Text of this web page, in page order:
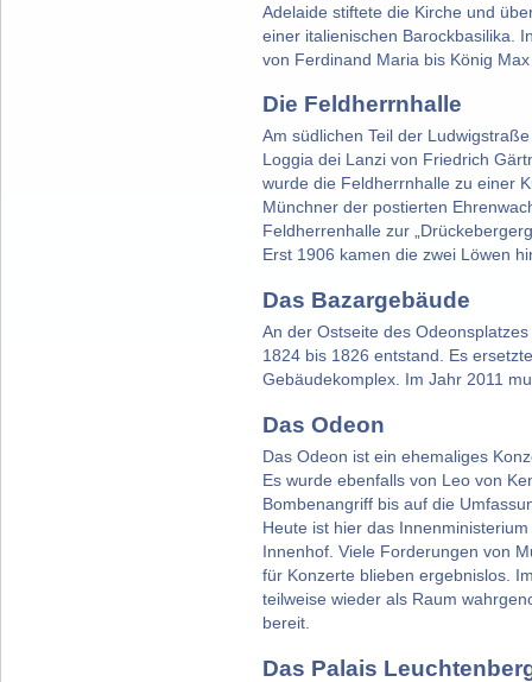
Adelaide stiftete die Kirche und
einer italienischen Barockbasilika.
von Ferdinand Maria bis König
Die Feldherrnhalle
Am südlichen Teil der
Loggia dei Lanzi von Friedrich
wurde die Feldherrnhalle zu einer
Münchner der postierten
Feldherrenhalle zur
Erst 1906 kamen die zwei Löwen
Das Bazargebäude
An der Ostseite des
1824 bis 1826 entstand. Es
Gebäudekomplex. Im Jahr 2011
Das Odeon
Das Odeon ist ein ehemaliges
Es wurde ebenfalls von Leo von
Bombenangriff bis auf die
Heute ist hier das
Innenhof. Viele Forderungen von
für Konzerte blieben ergebnislos.
teilweise wieder als Raum
bereit.
Das Palais